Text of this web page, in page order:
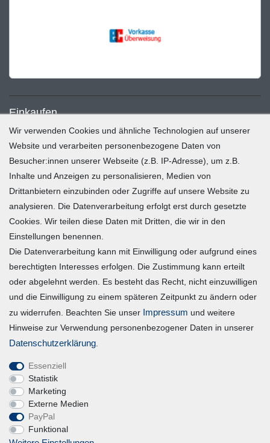
Einkaufen
Zahlung und Versand
Widerrufsrecht
Warenkorb
Zur Kasse
Mein Konto
Registrieren
Login
Vertrag widerrufen
Unternehmen
Blog
Datenschutzerklärung
Erklärung zur Barrierefreiheit
AGB
Impressum
Wir verwenden Cookies und ähnliche Technologien auf unserer
Website und verarbeiten personenbezogene Daten von
Besucher:innen unserer Webseite (z.B. IP-Adresse), um z.B.
Inhalte und Anzeigen zu personalisieren, Medien von
Drittanbietern einzubinden oder Zugriffe auf unsere Website zu
analysieren. Die Datenverarbeitung erfolgt erst durch gesetzte
Cookies. Wir teilen diese Daten mit Dritten, die wir in den
Einstellungen benennen.
Die Datenverarbeitung kann mit Einwilligung oder aufgrund eines
berechtigten Interesses erfolgen. Die Zustimmung kann erteilt
oder abgelehnt werden. Es besteht das Recht, nicht einzuwilligen
und die Einwilligung zu einem späteren Zeitpunkt zu ändern oder
zu widerrufen. Beachten Sie unser Impressum und weitere
Hinweise zur Verwendung personenbezogener Daten in unserer
Daten­schutz­erklärung
Essenziell
Statistik
Marketing
Externe Medien
PayPal
Funktional